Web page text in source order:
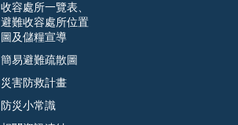
收容處所一覽表、
避難收容處所位置
圖及儲糧宣導
簡易避難疏散圖
災害防救計畫
防災小常識